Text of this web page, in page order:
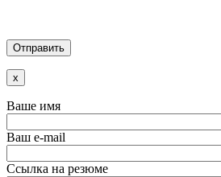
x
Ваше имя
Ваш e-mail
Ссылка на резюме